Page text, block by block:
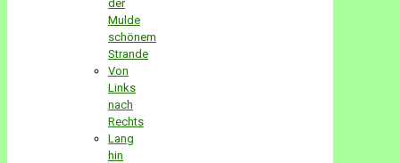
der
Mulde
schönem
Strande
Von
Links
nach
Rechts
Lang
hin